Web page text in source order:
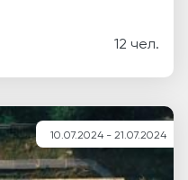
12 чел.
10.07.2024 - 21.07.2024